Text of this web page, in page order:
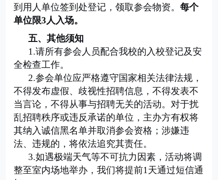
到用人单位签到处登记，领取参会物资。 每个
单位限3人入场。
五、其他须知
1 .请所有参会人员配合我校的入校登记及安
全检查工作。
2.参会单位应严格遵守国家相关法律法规，
不得发布虚假、歧视性招聘信息，不得发表不
当言论，不得从事与招聘无关的活动。对于扰
乱招聘秩序或违反承诺的单位，主办方有权将
其纳入诚信黑名单并取消参会资格；涉嫌违
法、违规的，将依法追究其责任。
3.如遇极端天气等不可抗力因素，活动将调
整至室内场地举办，我们将提前1 天通过短信通